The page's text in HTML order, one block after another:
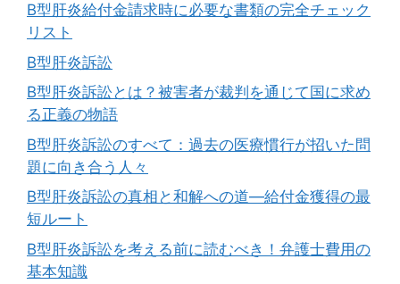
B型肝炎給付金請求時に必要な書類の完全チェック
リスト
B型肝炎訴訟
B型肝炎訴訟とは？被害者が裁判を通じて国に求め
る正義の物語
B型肝炎訴訟のすべて：過去の医療慣行が招いた問
題に向き合う人々
B型肝炎訴訟の真相と和解への道―給付金獲得の最
短ルート
B型肝炎訴訟を考える前に読むべき！弁護士費用の
基本知識